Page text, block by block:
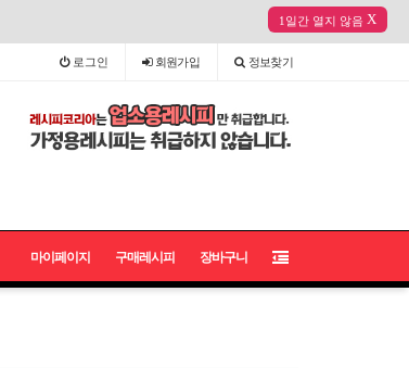
1일간 열지 않음 X
로그인 회원가입 정보찾기
마이페이지 구매레시피 장바구니